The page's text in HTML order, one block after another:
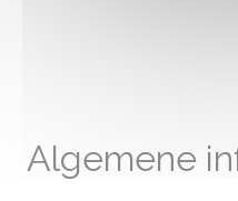
Algemene